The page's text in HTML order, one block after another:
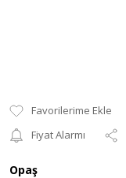
Fiyat Alarmı
Opaş